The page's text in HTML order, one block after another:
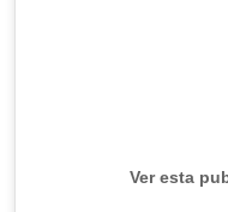
Ver esta